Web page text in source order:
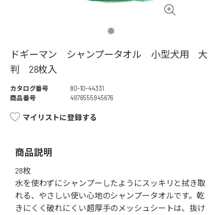
ドギーマン シャンプータオル 小型犬用 大
判 28枚入
カタログ番号
80-10-44331
商品番号
4976555945676
マイリストに登録する
商品説明
28枚
水を使わずにシャンプーしたようにスッキリと拭き取
れる、やさしい使い心地のシャンプータオルです。乾
きにくく破れにくい超厚手のメッシュシートは、抜け